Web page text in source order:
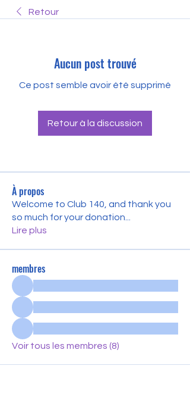
Retour
Aucun post trouvé
Ce post semble avoir été supprimé
Retour à la discussion
À propos
Welcome to Club 140, and thank you
so much for your donation
Lire plus
membres
Voir tous les membres (8)